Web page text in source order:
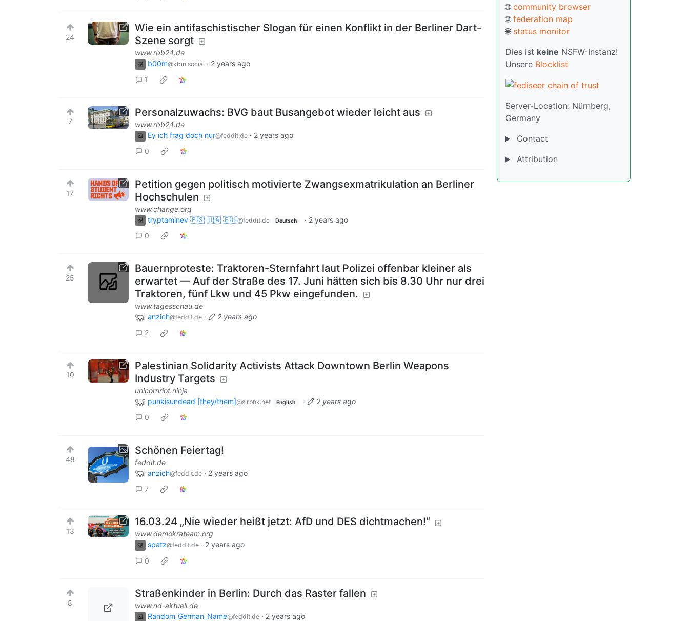
24
Wie ein antifaschistischer Slogan für einen Konflikt in der Berliner Dart-
Szene sorgt
www.rbb24.de
b00m@kbin.social · 2 years ago
1
7
Personalzuwachs: BVG baut Busangebot wieder leicht aus
www.rbb24.de
Ey ich frag doch nur@feddit.de · 2 years ago
0
17
Petition gegen politisch motivierte Zwangsexmatrikulation an Berliner
Hochschulen
www.change.org
tryptaminev 🇵🇸 🇺🇦 🇪🇺@feddit.de Deutsch · 2 years ago
0
25
Bauernproteste: Traktoren-Sternfahrt laut Polizei offenbar kleiner als
erwartet — Auf der Straße des 17. Juni hätten sich bis 8.30 Uhr nur drei
Traktoren, fünf Lkw und 45 Pkw eingefunden.
www.tagesschau.de
anzich@feddit.de ·
2 years ago
2
10
Palestinian Solidarity Activists Attack Downtown Berlin Weapons
Industry Targets
unicornriot.ninja
punkisundead [they/them]@slrpnk.net English ·
2 years ago
0
48
Schönen Feiertag!
feddit.de
anzich@feddit.de · 2 years ago
7
13
16.03.24 „Nie wieder heißt jetzt: AfD und DES dichtmachen!“
www.demokrateam.org
spatz@feddit.de · 2 years ago
0
8
Straßenkinder in Berlin: Durch das Raster fallen
www.nd-aktuell.de
Random_German_Name@feddit.de · 2 years ago
🌐 community browser
🌐 federation map
🌐 status monitor
Dies ist keine NSFW-Instanz!
Unsere Blocklist
Server-Location: Nürnberg,
Germany
Contact
Attribution